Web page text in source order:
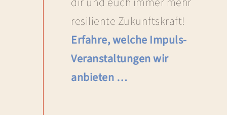
resiliente Zukunftskraft!
Erfahre, welche Impuls-
Veranstaltungen wir
anbieten …